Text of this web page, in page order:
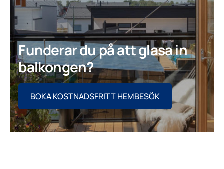
Funderar du på att glasa in
balkongen?
BOKA KOSTNADSFRITT HEMBESÖK